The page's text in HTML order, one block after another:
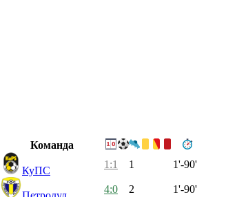
Команда
КуПС
1:1 1
1'-90'
4:0 2 1'-90'